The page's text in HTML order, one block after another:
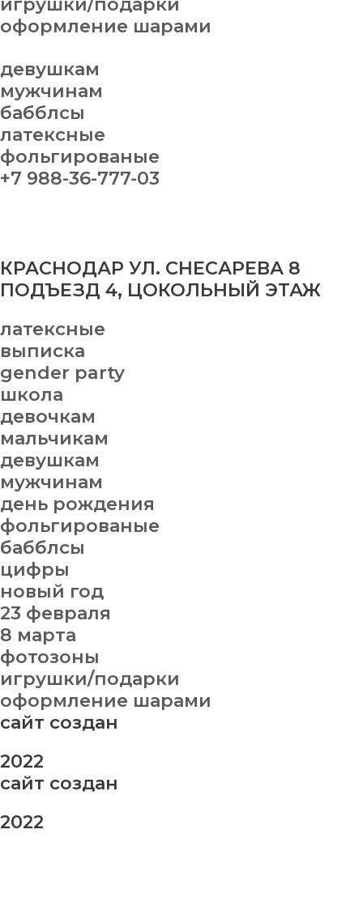
оформление шарами
девушкам
мужчинам
бабблсы
латексные
фольгированые
+7 988-36-777-03
КРАСНОДАР УЛ. СНЕСАРЕВА 8
ПОДЪЕЗД 4, ЦОКОЛЬНЫЙ ЭТАЖ
латексные
выписка
gender party
школа
девочкам
мальчикам
девушкам
мужчинам
день рождения
фольгированые
бабблсы
цифры
новый год
23 февраля
8 марта
фотозоны
игрушки/подарки
оформление шарами
сайт создан
2022
сайт создан
2022